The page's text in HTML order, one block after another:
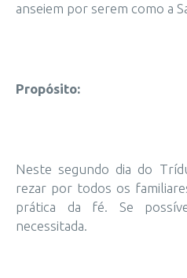
anseiem por serem como a
Propósito:
Neste segundo dia do
rezar por todos os
prática da fé. Se
necessitada.